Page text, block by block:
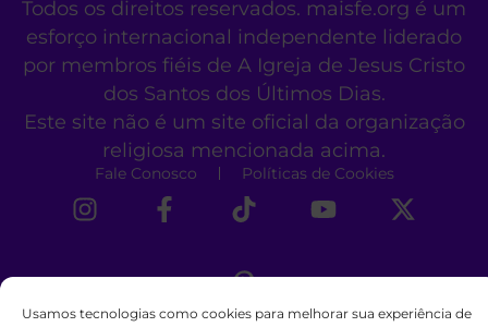
Usamos tecnologias como cookies para melhorar sua experiência de
Todos os direitos reservados. maisfe.org é um
esforço internacional independente liderado
por membros fiéis de A Igreja de Jesus Cristo
dos Santos dos Últimos Dias.
Este site não é um site oficial da organização
religiosa mencionada acima.
Fale Conosco Políticas de Cookies